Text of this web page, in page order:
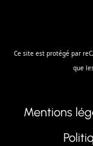
Ce site est protégé par
que
Mentions